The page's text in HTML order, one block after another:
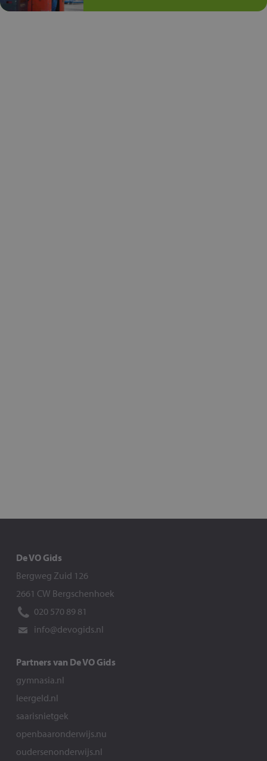
De VO Gids
Bergweg Zuid 126
2661 CW Bergschenhoek
020 570 89 81
info@devogids.nl
Partners van De VO Gids
gymnasia.nl
leergeld.nl
saarisnietgek
openbaaronderwijs.nu
oudersenonderwijs.nl